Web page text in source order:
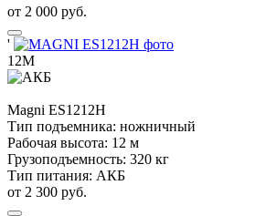
от 2 000 руб.
'
12М
Magni ES1212H
Тип подъемника: ножничный
Рабочая высота: 12 м
Грузоподъемность: 320 кг
Тип питания: АКБ
от 2 300 руб.